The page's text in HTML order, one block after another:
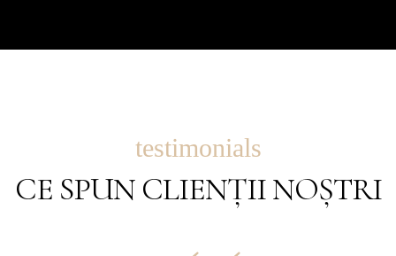
testimonials
CE SPUN CLIENȚII NOȘTRI